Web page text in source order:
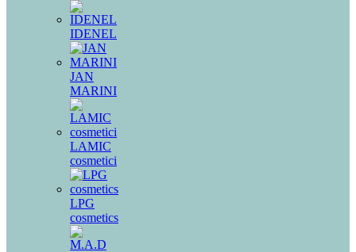
IDENEL
JAN
MARINI
LAMIC
cosmetici
LPG
cosmetics